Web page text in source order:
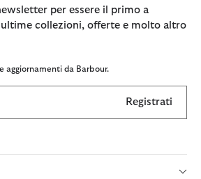
per essere il primo a
collezioni, offerte e molto altro
aggiornamenti da Barbour.
Registrati